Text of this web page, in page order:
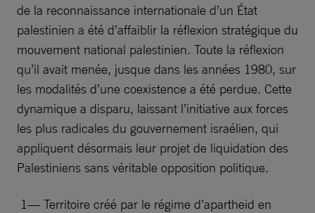
de la reconnaissance internationale d’un État
palestinien a été d’affaiblir la réflexion stratégique du
mouvement national palestinien. Toute la réflexion
qu’il avait menée, jusque dans les années 1980, sur
les modalités d’une coexistence a été perdue. Cette
dynamique a disparu, laissant l’initiative aux forces
les plus radicales du gouvernement israélien, qui
appliquent désormais leur projet de liquidation des
Palestiniens sans véritable opposition politique.
1— Territoire créé par le régime d’apartheid en